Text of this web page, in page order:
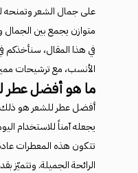
على جمال الشعر وتمنحه
متوازن يجمع بين الجمال
في هذا المقال، سنأخذكم
الأنسب، مع ترشيحات
ما هو أفضل عطر
أفضل عطر للشعر هو ذلك
يجعله آمناً للاستخدام
تتكون هذه المعطرات
الرائحة الجميلة. وتتميّز